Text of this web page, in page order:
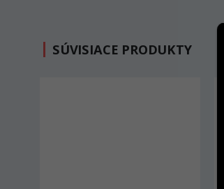
SÚVISIACE PRODUKTY